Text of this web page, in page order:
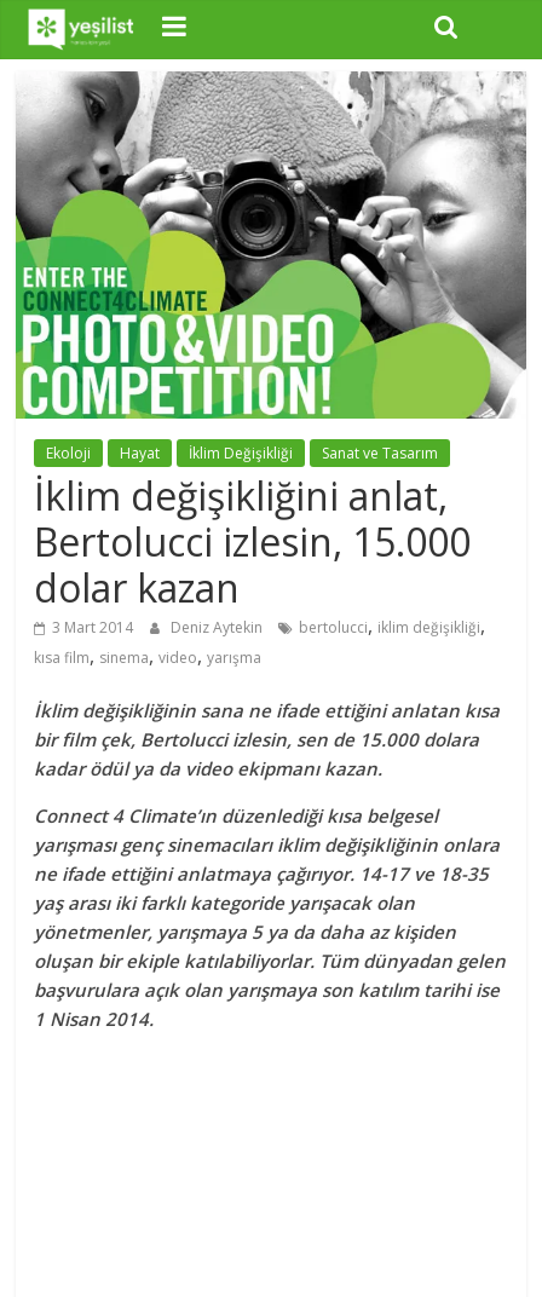
Ekoloji Hayat İklim Değişikliği Sanat ve Tasarım
İklim değişikliğini anlat,
Bertolucci izlesin, 15.000
dolar kazan
3 Mart 2014 Deniz Aytekin bertolucci, iklim değişikliği,
kısa film, sinema,video,yarışma
İklim değişikliğinin sana ne ifade ettiğini anlatan kısa
bir film çek, Bertolucci izlesin, sen de 15.000 dolara
kadar ödül ya da video ekipmanı kazan.
Connect 4 Climate’ın düzenlediği kısa belgesel
yarışması genç sinemacıları iklim değişikliğinin onlara
ne ifade ettiğini anlatmaya çağırıyor. 14-17 ve 18-35
yaş arası iki farklı kategoride yarışacak olan
yönetmenler, yarışmaya 5 ya da daha az kişiden
oluşan bir ekiple katılabiliyorlar. Tüm dünyadan gelen
başvurulara açık olan yarışmaya son katılım tarihi ise
1 Nisan 2014.